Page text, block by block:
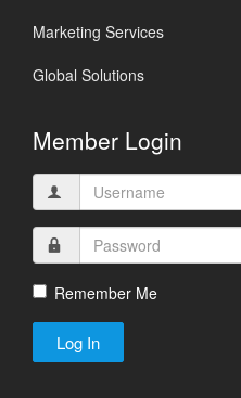
Marketing Services
Global Solutions
Member Login
Remember Me
Log In